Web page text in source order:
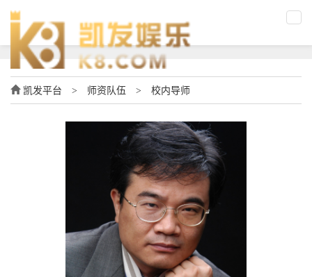
凯发平台 > 师资队伍 > 校内导师